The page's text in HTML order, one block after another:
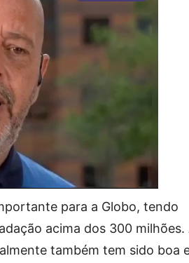
para a Globo, tendo
acima dos 300 milhões.
também tem sido boa